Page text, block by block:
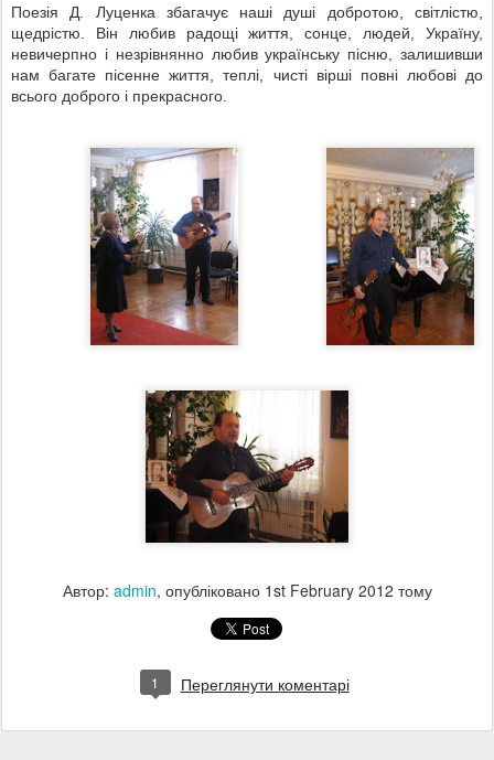
Поезія Д. Луценка збагачує наші душі добротою, світлістю,
щедрістю. Він любив радощі життя, сонце, людей, Україну,
невичерпно і незрівнянно любив українську пісню, залишивши
нам багате пісенне життя, теплі, чисті вірші повні любові до
всього доброго і прекрасного.
Автор: admin, опубліковано 1st February 2012 тому
1 Переглянути коментарі